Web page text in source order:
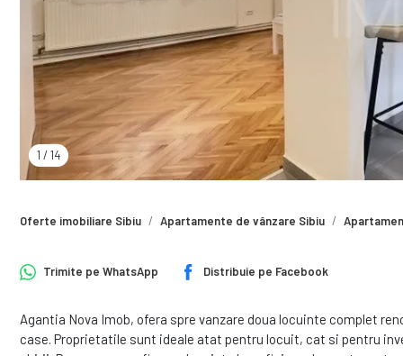
1 / 14
Oferte imobiliare Sibiu Apartamente de vânzare Sibiu
Trimite pe WhatsApp Distribuie pe Facebook
Agantia Nova Imob, ofera spre vanzare doua locuinte complet
case. Proprietatile sunt ideale atat pentru locuit, cat si pentru